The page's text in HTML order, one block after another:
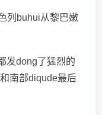
列buhui从黎巴嫩
发dong了猛烈的
南部diqude最后